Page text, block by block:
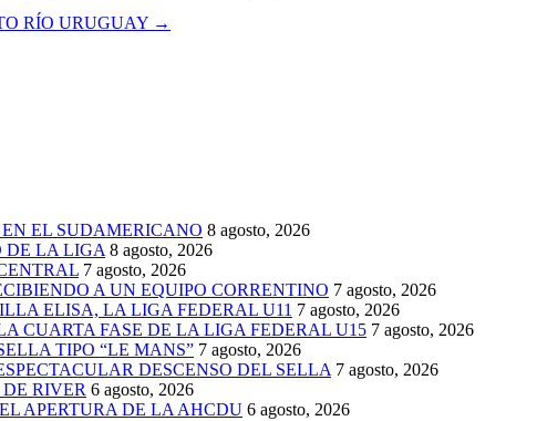
RÍO URUGUAY →
EL SUDAMERICANO 8 agosto, 2026
DE LA LIGA 8 agosto, 2026
7 agosto, 2026
A UN EQUIPO CORRENTINO 7 agosto, 2026
ELISA, LA LIGA FEDERAL U11 7 agosto, 2026
CUARTA FASE DE LA LIGA FEDERAL U15 7 agosto, 2026
TIPO “LE MANS” 7 agosto, 2026
DESCENSO DEL SELLA 7 agosto, 2026
RIVER 6 agosto, 2026
APERTURA DE LA AHCDU 6 agosto, 2026